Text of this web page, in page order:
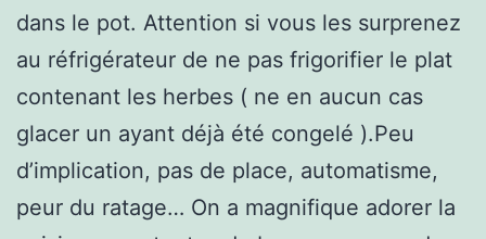
dans le pot. Attention si vous les surprenez
au réfrigérateur de ne pas frigorifier le plat
contenant les herbes ( ne en aucun cas
glacer un ayant déjà été congelé ).Peu
d’implication, pas de place, automatisme,
peur du ratage… On a magnifique adorer la